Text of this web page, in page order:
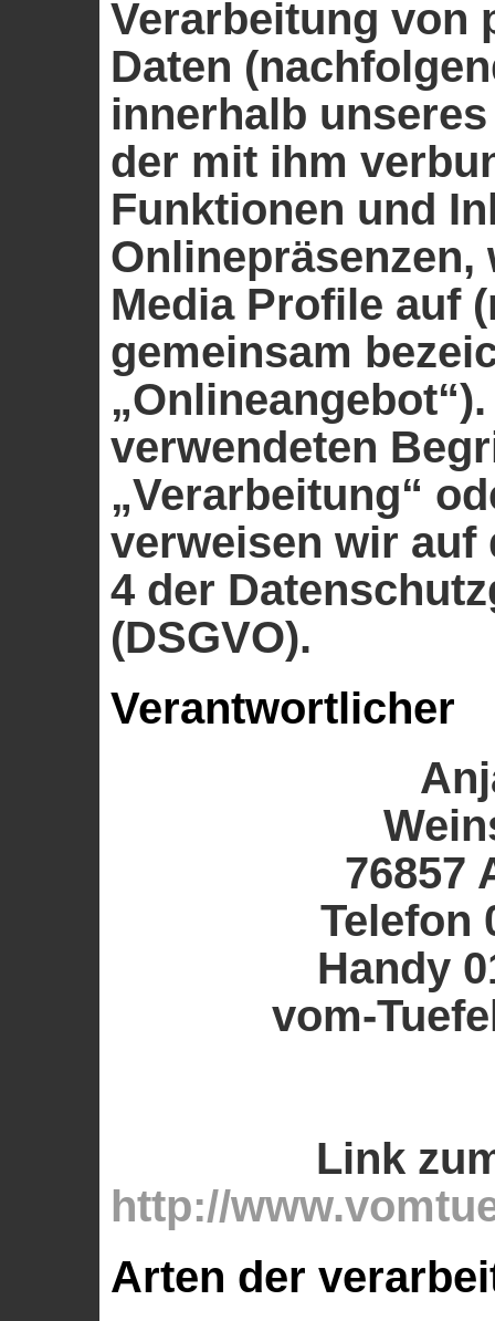
Verarbeitung von
Daten
innerhalb
der mit ihm
Funktionen und
Onlinepräsenzen,
Media Profile auf
gemeinsam
verwendeten
„Verarbeitung“
verweisen wir auf
4 der
(DSGVO).
Verantwortlicher
76857
Telefon
Handy
vom-
Link
http://
Arten der